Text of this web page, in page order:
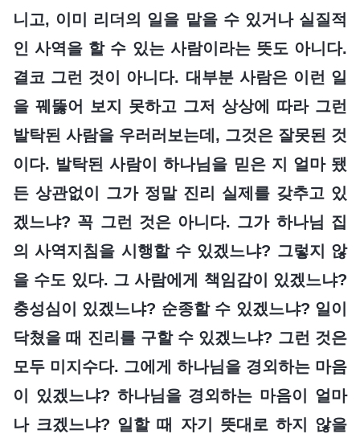
니고, 이미 리더의 일을 맡을 수 있거나 실질적
인 사역을 할 수 있는 사람이라는 뜻도 아니다.
결코 그런 것이 아니다. 대부분 사람은 이런 일
을 꿰뚫어 보지 못하고 그저 상상에 따라 그런
발탁된 사람을 우러러보는데, 그것은 잘못된 것
이다. 발탁된 사람이 하나님을 믿은 지 얼마 됐
든 상관없이 그가 정말 진리 실제를 갖추고 있
겠느냐? 꼭 그런 것은 아니다. 그가 하나님 집
의 사역지침을 시행할 수 있겠느냐? 그렇지 않
을 수도 있다. 그 사람에게 책임감이 있겠느냐?
충성심이 있겠느냐? 순종할 수 있겠느냐? 일이
닥쳤을 때 진리를 구할 수 있겠느냐? 그런 것은
모두 미지수다. 그에게 하나님을 경외하는 마음
이 있겠느냐? 하나님을 경외하는 마음이 얼마
나 크겠느냐? 일할 때 자기 뜻대로 하지 않을